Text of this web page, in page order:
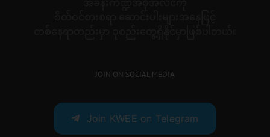
JOIN ON SOCIAL MEDIA
Join KWEE on Telegram